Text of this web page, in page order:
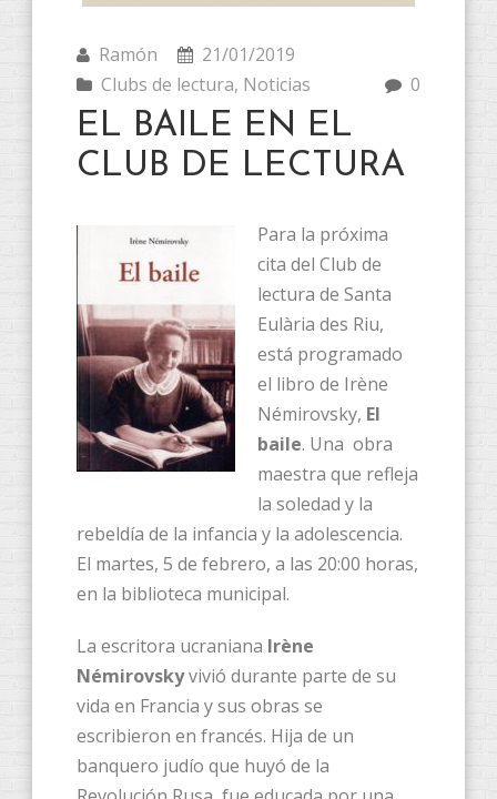
Ramón
21/01/2019
Clubs de lectura, Noticias 0
EL BAILE EN EL
CLUB DE LECTURA
Para la próxima
cita del Club de
lectura de Santa
Eulària des Riu,
está programado
el libro de Irène
Némirovsky, El
baile. Una obra
maestra que refleja
la soledad y la
rebeldía de la infancia y la adolescencia.
El martes, 5 de febrero, a las 20:00 horas,
en la biblioteca municipal.
La escritora ucraniana Irène
Némirovskyvivió durante parte de su
vida en Francia y sus obras se
escribieron en francés. Hija de un
banquero judío que huyó de la